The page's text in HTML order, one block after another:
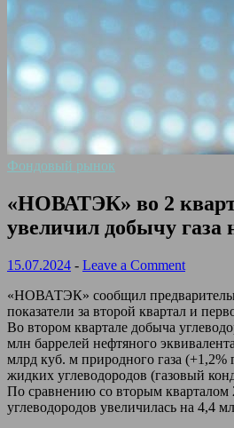
Фондовый рынок
«НОВАТЭК» во 2
увеличил добычу газа
15.07.2024 - Leave a Comment
«НОВАТЭК» сообщил
показатели за второй квартал и
Во втором квартале добыча
млн баррелей нефтяного
млрд куб. м природного газа (+1,2%
жидких углеводородов (газовый
По сравнению со вторым кварталом
углеводородов увеличилась на 4,4